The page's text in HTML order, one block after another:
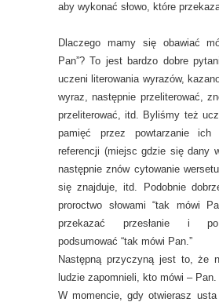
aby wykonać słowo, które
Dlaczego mamy się obawiać
Pan”? To jest bardzo dobre
uczeni literowania wyrazów,
wyraz, następnie przeliterować,
przeliterować, itd. Byliśmy też
pamięć przez powtarzanie ich
referencji (miejsc gdzie się dany
następnie znów cytowanie
się znajduje, itd. Podobnie
proroctwo słowami “tak mówi
przekazać przesłanie i po
podsumować “tak mówi Pan.”
Następną przyczyną jest to, że
ludzie zapomnieli, kto mówi – Pan.
W momencie, gdy otwierasz